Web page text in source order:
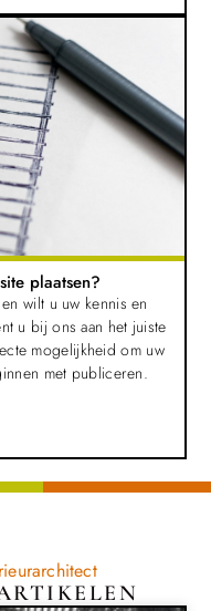
plaatsen?
wilt u uw kennis en
u bij ons aan het juiste
mogelijkheid om uw
met publiceren.